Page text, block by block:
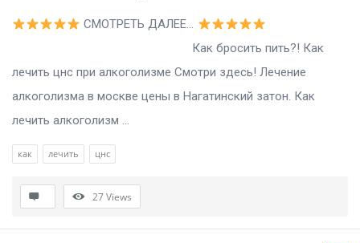
СМОТРЕТЬ ДАЛЕЕ…
Как бросить пить?! Как
лечить цнс при алкоголизме Смотри здесь! Лечение
алкоголизма в москве цены в Нагатинский затон. Как
лечить алкоголизм ...
как лечить цнс
27Views